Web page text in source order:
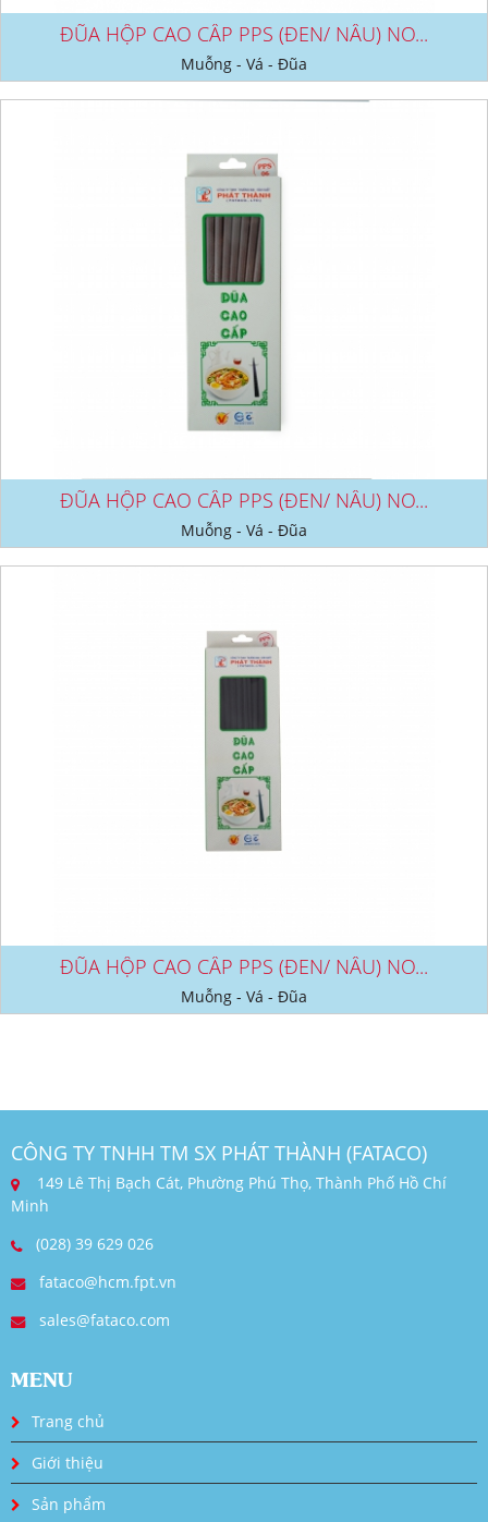
ĐŨA HỘP CAO CẤP PPS (ĐEN/ NÂU) NO...
Muỗng - Vá - Đũa
ĐŨA HỘP CAO CẤP PPS (ĐEN/ NÂU) NO...
Muỗng - Vá - Đũa
ĐŨA HỘP CAO CẤP PPS (ĐEN/ NÂU) NO...
Muỗng - Vá - Đũa
CÔNG TY TNHH TM SX PHÁT THÀNH (FATACO)
149 Lê Thị Bạch Cát, Phường Phú Thọ, Thành Phố Hồ Chí
Minh
(028) 39 629 026
fataco@hcm.fpt.vn
sales@fataco.com
MENU
Trang chủ
Giới thiệu
Sản phẩm